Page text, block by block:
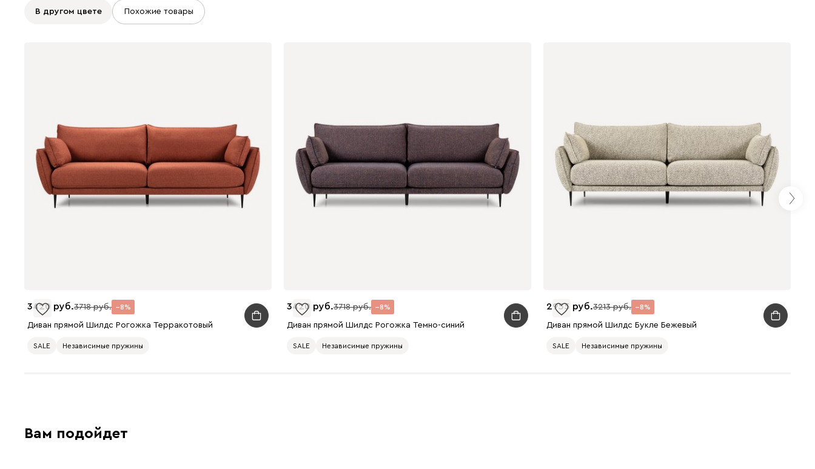
120
240 310 430
В другом цвете Похожие товары
3420 3718 8
Диван прямой Шилдс Рогожка Терракотовый
SALE Независимые пружины
3420 3718 8
Диван прямой Шилдс Рогожка Темно-синий
SALE Независимые пружины
2955 3213 8
Диван прямой Шилдс Букле Бежевый
SALE Независимые пружины
Вам подойдет